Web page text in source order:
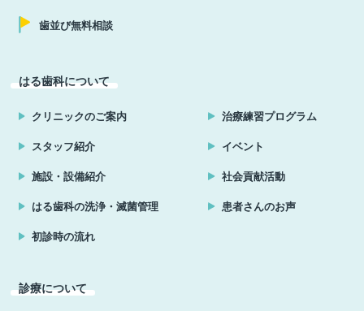
歯並び無料相談
はる歯科について
クリニックのご案内
スタッフ紹介
施設・設備紹介
はる歯科の洗浄・滅菌管理
初診時の流れ
治療練習プログラム
イベント
社会貢献活動
患者さんのお声
診療について